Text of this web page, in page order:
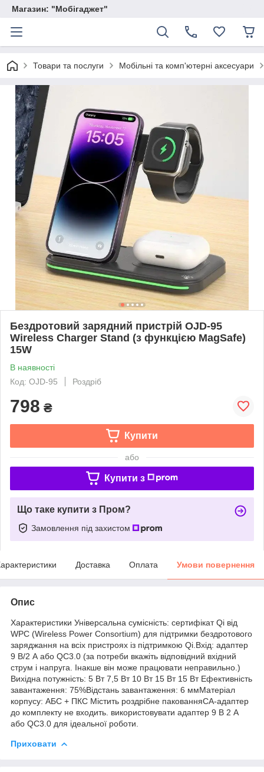
Магазин: "Мобігаджет"
Товари та послуги Мобільні та комп'ютерні аксесуари
Бездротовий зарядний пристрій OJD-95
Wireless Charger Stand (з функцією MagSafe)
15W
В наявності
Код: OJD-95
Роздріб
798 ₴
Купити
або
Купити з
Що таке купити з Пром?
Замовлення під захистом
Доставка Оплата Умови повернення
Опис
Характеристики Універсальна сумісність: сертифікат Qi від
WPC (Wireless Power Consortium) для підтримки бездротового
заряджання на всіх пристроях із підтримкою Qi.Вхід: адаптер
9 В/2 А або QC3.0 (за потреби вкажіть відповідний вхідний
струм і напруга. Інакше він може працювати неправильно.)
Вихідна потужність: 5 Вт 7,5 Вт 10 Вт 15 Вт 15 Вт Ефективність
завантаження: 75%Відстань завантаження: 6 ммМатеріал
корпусу: АБС + ПКС Містить роздрібне пакованняCA-адаптер
до комплекту не входить. використовувати адаптер 9 В 2 А
або QC3.0 для ідеальної роботи.
Приховати